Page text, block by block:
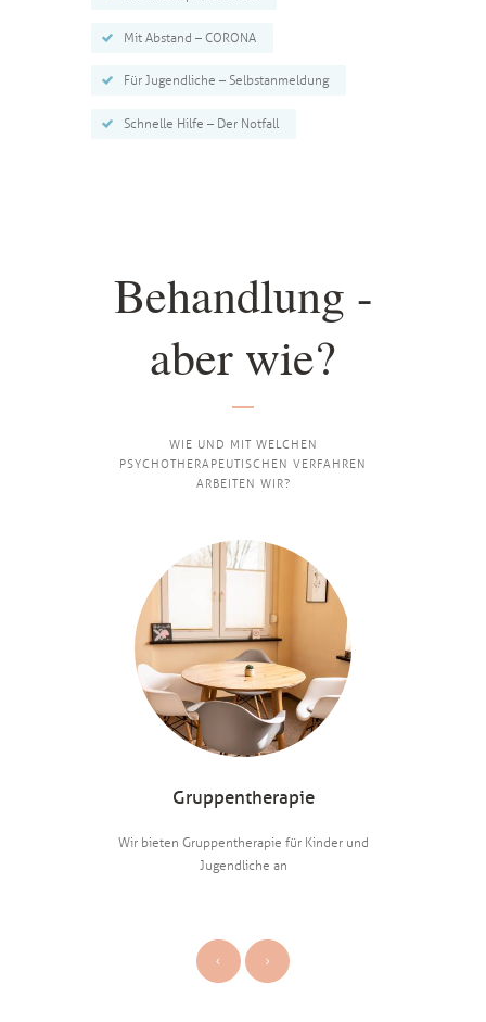
Mit Abstand – CORONA
Für Jugendliche – Selbstanmeldung
Schnelle Hilfe – Der Notfall
Behandlung -
aber wie?
WIE UND MIT WELCHEN
PSYCHOTHERAPEUTISCHEN VERFAHREN
ARBEITEN WIR?
Gruppentherapie
Wir bieten Gruppentherapie für Kinder und
Jugendliche an